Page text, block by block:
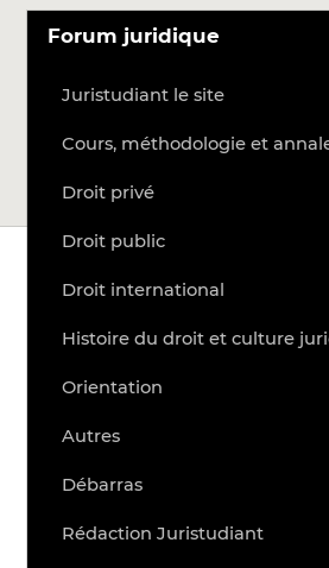
Forum juridique
Juristudiant le site
Cours, méthodologie et
Droit privé
Droit public
Droit international
Histoire du droit et culture
Orientation
Autres
Débarras
Rédaction Juristudiant